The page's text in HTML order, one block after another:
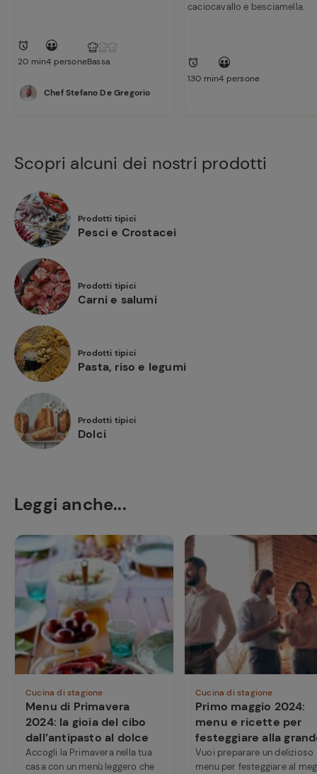
20 min4 personeBassa
Chef Stefano De Gregorio
caciocavallo e besciamella.
130 min4 persone
Scopri alcuni dei nostri prodotti
Prodotti tipici
Pesci e Crostacei
Prodotti tipici
Carni e salumi
Prodotti tipici
Pasta, riso e legumi
Prodotti tipici
Dolci
Leggi anche...
Cucina di stagione
Menu di Primavera
2024: la gioia del cibo
dall’antipasto al dolce
Accogli la Primavera nella tua
casa con un menù leggero che
Cucina di stagione
Primo maggio 2024:
menu e ricette per
festeggiare alla
Vuoi preparare un delizioso
menu per festeggiare al